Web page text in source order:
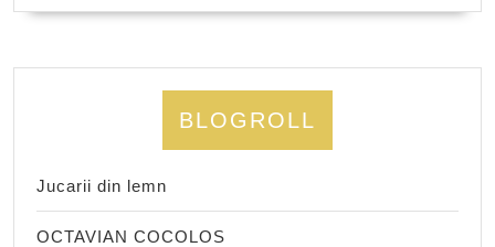
BLOGROLL
Jucarii din lemn
OCTAVIAN COCOLOS